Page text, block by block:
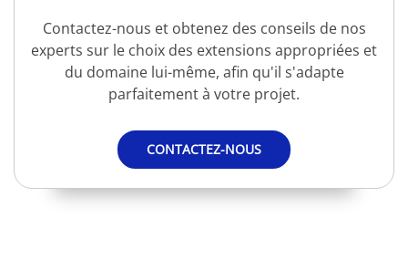
Contactez-nous et obtenez des conseils de nos
experts sur le choix des extensions appropriées et
du domaine lui-même, afin qu'il s'adapte
parfaitement à votre projet.
CONTACTEZ-NOUS